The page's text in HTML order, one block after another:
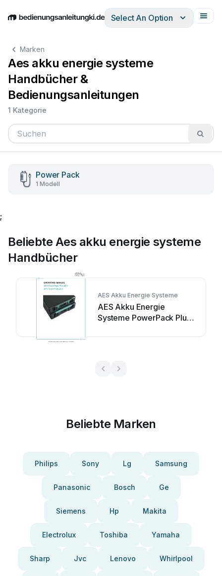
EnglishDeutschEspañolItalianoFrançais
Select An Option
Marken
Aes akku energie systeme
Handbücher &
Bedienungsanleitungen
1 Kategorie
Power Pack
1 Modell
;
Beliebte Aes akku energie systeme
Handbücher
AES Akku Energie Systeme
AES Akku Energie
Systeme PowerPack Plus
Beliebte Marken
Philips Sony Lg Samsung
Panasonic Bosch Ge
Siemens Hp Makita
Electrolux Toshiba Yamaha
Sharp Jvc Lenovo Whirlpool